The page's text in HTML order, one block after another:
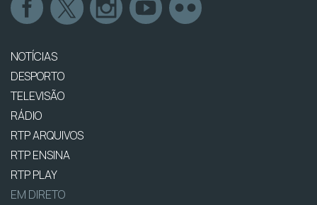
NOTÍCIAS
DESPORTO
TELEVISÃO
RÁDIO
RTP ARQUIVOS
RTP ENSINA
RTP PLAY
EM DIRETO